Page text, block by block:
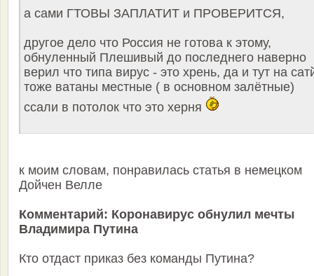
а сами ГТОВЫ ЗАПЛАТИТ и ПРОВЕРИТСЯ,
другое дело что Россия не готова к этому,
обнуленный Плешивый до последнего наверно
верил что типа вирус - это хрень, да и тут на
тоже ватаны местные ( в основном залётные)
ссали в потолок что это херня
к моим словам, понравилась статья в немецком
Дойчен Велле
Комментарий: Коронавирус обнулил мечты
Владимира Путина
Кто отдаст приказ без команды Путина?